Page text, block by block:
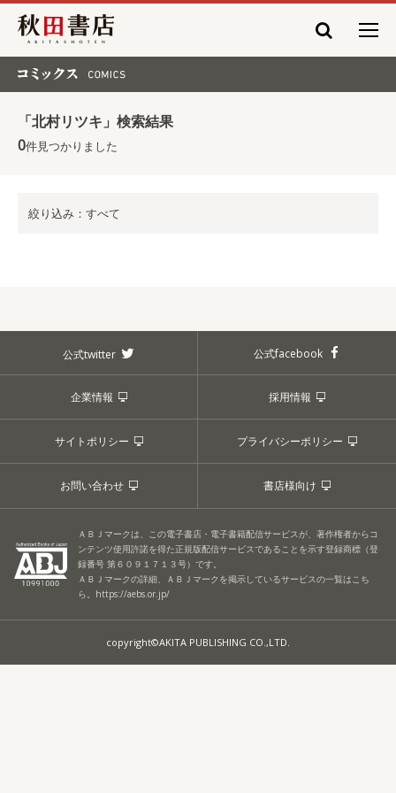
秋田書店
「北村リツキ」検索結果
0件見つかりました
絞り込み：すべて
公式twitter 公式facebook
企業情報 採用情報
サイトポリシー プライバシーポリシー
お問い合わせ 書店様向け
ＡＢＪマークは、この電子書店・電子書籍配信サービスが、著作権者からコ
ンテンツ使用許諾を得た正規版配信サービスであることを示す登録商標（登
録番号 第６０９１７１３号）です。
ＡＢＪマークの詳細、ＡＢＪマークを掲示しているサービスの一覧はこち
ら。 https://aebs.or.jp/
copyright©AKITA PUBLISHING CO.,LTD.